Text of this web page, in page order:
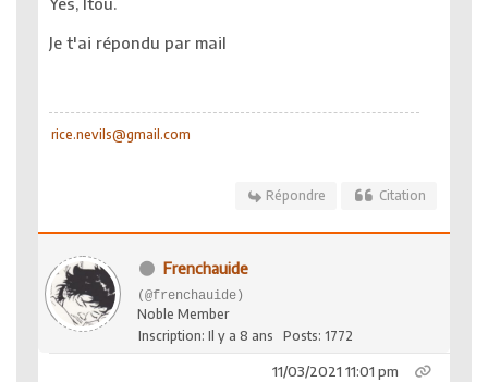
Je t'ai répondu par mail
rice.nevils@gmail.com
Répondre Citation
Frenchauide
(@frenchauide)
Noble Member
Inscription: Il y a 8 ans
Posts: 1772
11/03/2021 11:01 pm